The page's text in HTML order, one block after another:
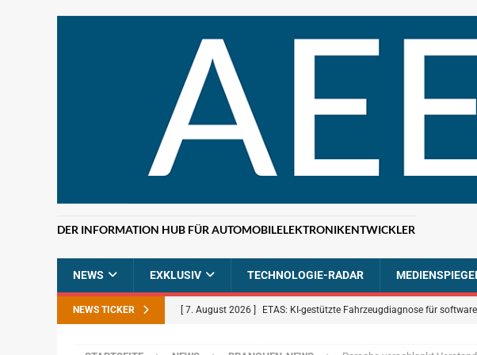
DER INFORMATION HUB FÜR AUTOMOBILELEKTRONIKENTWICKLER
NEWS EXKLUSIV TECHNOLOGIE-RADAR
NEWS TICKER [ 7. August 2026 ] ETAS: KI-gestützte Fahrzeugdiagnose für